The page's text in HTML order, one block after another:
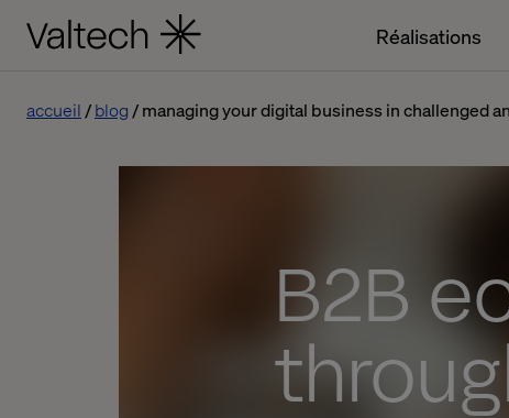
Réalisations
accueil blog managing your digital business in challenged
B2B